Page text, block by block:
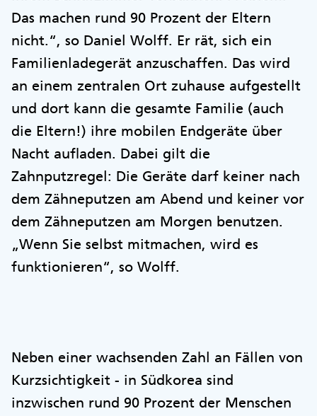
Das machen rund 90 Prozent der Eltern
nicht.“, so Daniel Wolff. Er rät, sich ein
Familienladegerät anzuschaffen. Das wird
an einem zentralen Ort zuhause aufgestellt
und dort kann die gesamte Familie (auch
die Eltern!) ihre mobilen Endgeräte über
Nacht aufladen. Dabei gilt die
Zahnputzregel: Die Geräte darf keiner nach
dem Zähneputzen am Abend und keiner vor
dem Zähneputzen am Morgen benutzen.
„Wenn Sie selbst mitmachen, wird es
funktionieren“, so Wolff.
Neben einer wachsenden Zahl an Fällen von
Kurzsichtigkeit - in Südkorea sind
inzwischen rund 90 Prozent der Menschen